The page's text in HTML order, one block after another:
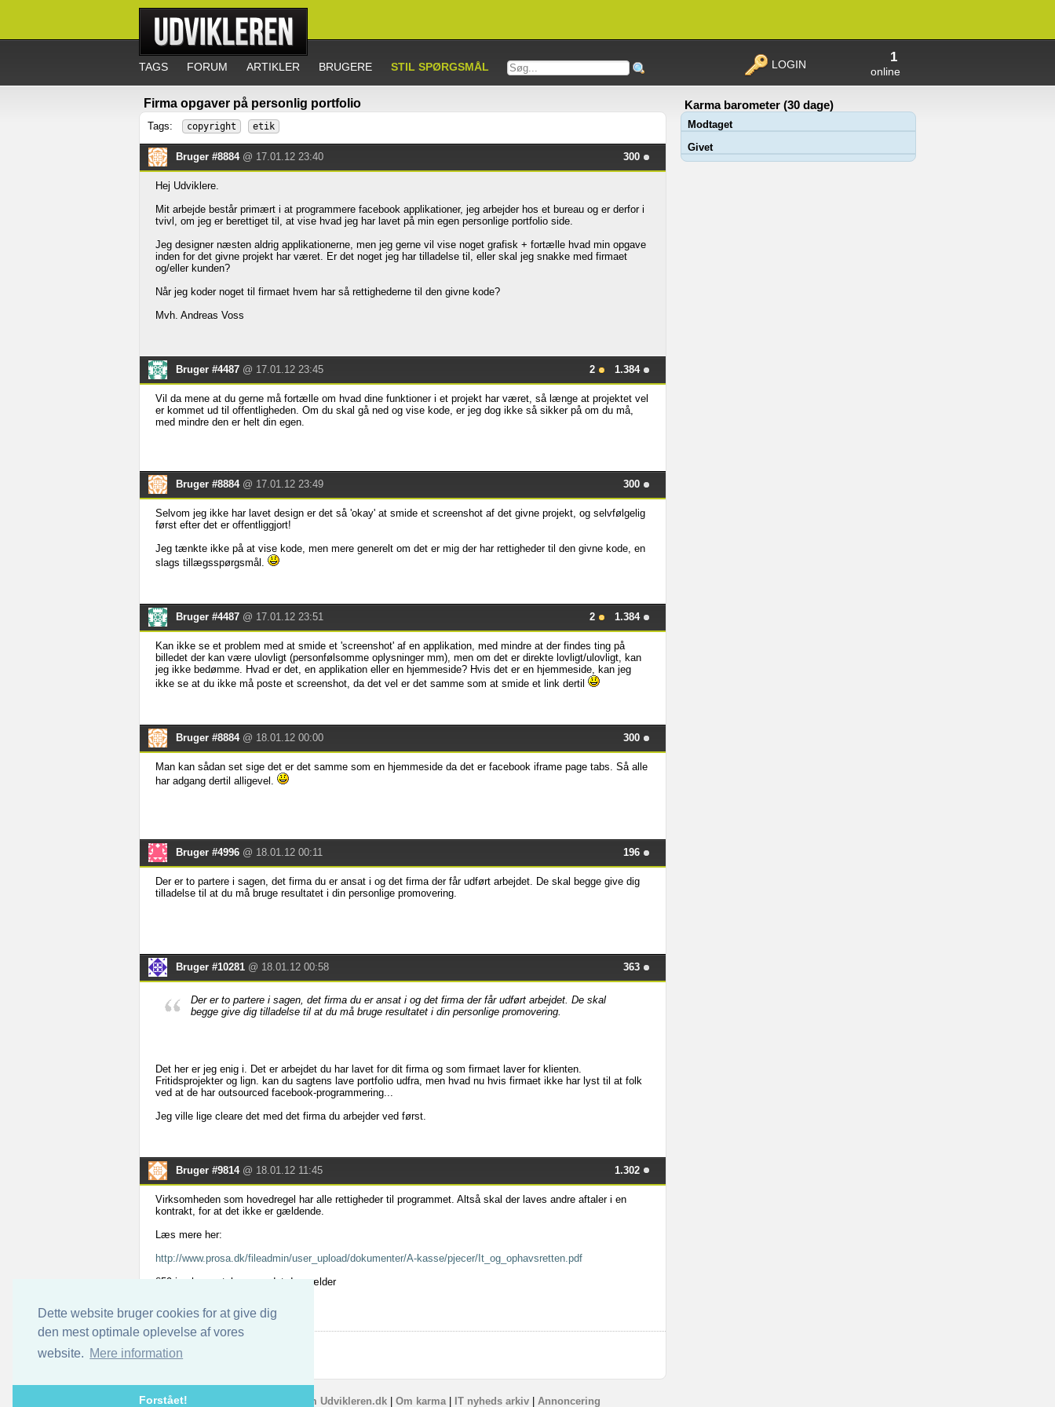
Dette website bruger cookies for at give dig
den mest optimale oplevelse af vores
website. Mere information
Forstået!
TAGS FORUM ARTIKLER BRUGERE STIL SPØRGSMÅL
1
online
LOGIN
Firma opgaver på personlig portfolio
Tags: copyright etik
Bruger #8884 @ 17.01.12 23:40 300
Hej Udviklere.
Mit arbejde består primært i at programmere facebook applikationer, jeg arbejder hos et bureau og er derfor i
tvivl, om jeg er berettiget til, at vise hvad jeg har lavet på min egen personlige portfolio side.
Jeg designer næsten aldrig applikationerne, men jeg gerne vil vise noget grafisk + fortælle hvad min opgave
inden for det givne projekt har været. Er det noget jeg har tilladelse til, eller skal jeg snakke med firmaet
og/eller kunden?
Når jeg koder noget til firmaet hvem har så rettighederne til den givne kode?
Mvh. Andreas Voss
Bruger #4487 @ 17.01.12 23:45 2 1.384
Vil da mene at du gerne må fortælle om hvad dine funktioner i et projekt har været, så længe at projektet vel
er kommet ud til offentligheden. Om du skal gå ned og vise kode, er jeg dog ikke så sikker på om du må,
med mindre den er helt din egen.
Bruger #8884 @ 17.01.12 23:49 300
Selvom jeg ikke har lavet design er det så 'okay' at smide et screenshot af det givne projekt, og selvfølgelig
først efter det er offentliggjort!
Jeg tænkte ikke på at vise kode, men mere generelt om det er mig der har rettigheder til den givne kode, en
slags tillægsspørgsmål.
Bruger #4487 @ 17.01.12 23:51 2 1.384
Kan ikke se et problem med at smide et 'screenshot' af en applikation, med mindre at der findes ting på
billedet der kan være ulovligt (personfølsomme oplysninger mm), men om det er direkte lovligt/ulovligt, kan
jeg ikke bedømme. Hvad er det, en applikation eller en hjemmeside? Hvis det er en hjemmeside, kan jeg
ikke se at du ikke må poste et screenshot, da det vel er det samme som at smide et link dertil
Bruger #8884 @ 18.01.12 00:00 300
Man kan sådan set sige det er det samme som en hjemmeside da det er facebook iframe page tabs. Så alle
har adgang dertil alligevel.
Bruger #4996 @ 18.01.12 00:11 196
Der er to partere i sagen, det firma du er ansat i og det firma der får udført arbejdet. De skal begge give dig
tilladelse til at du må bruge resultatet i din personlige promovering.
Bruger #10281 @ 18.01.12 00:58 363
Der er to partere i sagen, det firma du er ansat i og det firma der får udført arbejdet. De skal
begge give dig tilladelse til at du må bruge resultatet i din personlige promovering.
Det her er jeg enig i. Det er arbejdet du har lavet for dit firma og som firmaet laver for klienten.
Fritidsprojekter og lign. kan du sagtens lave portfolio udfra, men hvad nu hvis firmaet ikke har lyst til at folk
ved at de har outsourced facebook-programmering...
Jeg ville lige cleare det med det firma du arbejder ved først.
Bruger #9814 @ 18.01.12 11:45 1.302
Virksomheden som hovedregel har alle rettigheder til programmet. Altså skal der laves andre aftaler i en
kontrakt, for at det ikke er gældende.
Læs mere her:
http://www.prosa.dk/fileadmin/user_upload/dokumenter/A-kasse/pjecer/It_og_ophavsretten.pdf
§59 i ophavsretsloven er det der gælder
Karma barometer (30 dage)
Modtaget
Givet
Om Udvikleren.dk| Om karma| IT nyheds arkiv| Annoncering